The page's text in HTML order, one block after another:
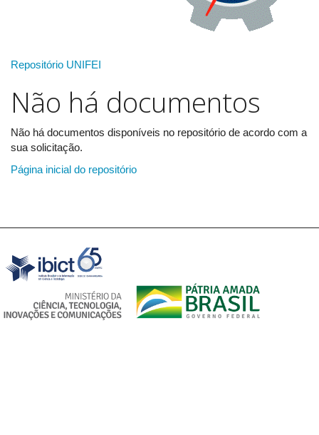
Repositório UNIFEI
Não há documentos
Não há documentos disponíveis no repositório de acordo com a
sua solicitação.
Página inicial do repositório